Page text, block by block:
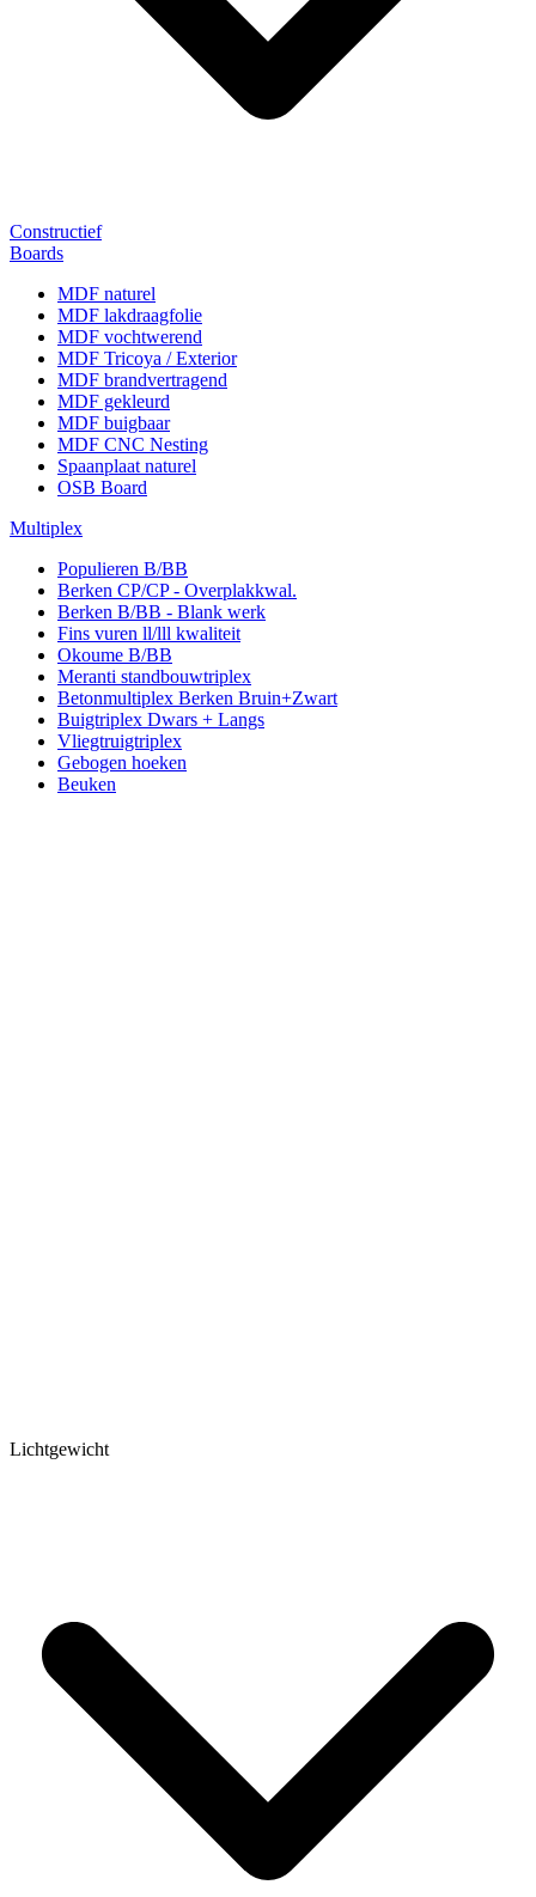
Constructief
Boards
MDF naturel
MDF lakdraagfolie
MDF vochtwerend
MDF Tricoya / Exterior
MDF brandvertragend
MDF gekleurd
MDF buigbaar
MDF CNC Nesting
Spaanplaat naturel
OSB Board
Multiplex
Populieren B/BB
Berken CP/CP - Overplakkwal.
Berken B/BB - Blank werk
Fins vuren ll/lll kwaliteit
Okoume B/BB
Meranti standbouwtriplex
Betonmultiplex Berken Bruin+Zwart
Buigtriplex Dwars + Langs
Vliegtruigtriplex
Gebogen hoeken
Beuken
Lichtgewicht